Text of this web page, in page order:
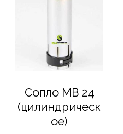
Сопло MB 24
(цилиндрическ
ое)